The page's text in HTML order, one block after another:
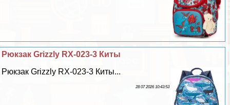
Рюкзак Grizzly RX-023-3 Киты
Рюкзак Grizzly RX-023-3 Киты...
28 07 2026 10:43:53